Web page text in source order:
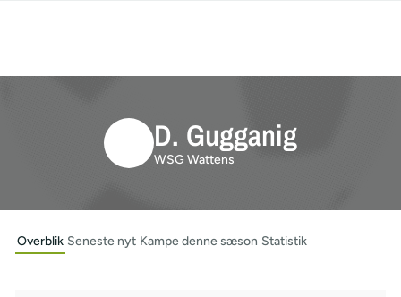
D. Gugganig
WSG Wattens
Overblik Seneste nyt Kampe denne sæson Statistik